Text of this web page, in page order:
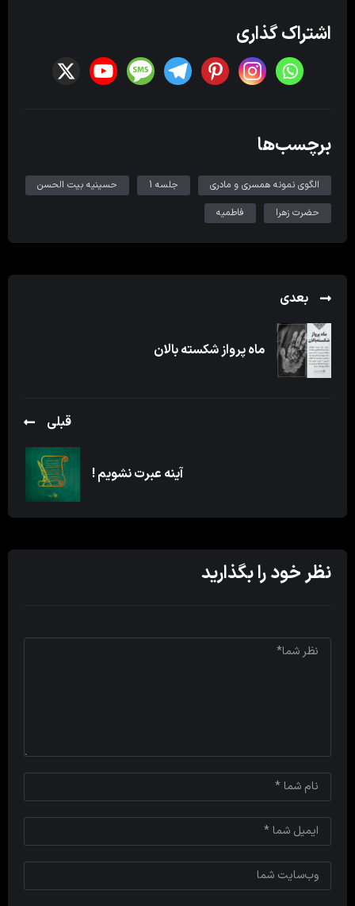
اشتراک گذاری
برچسب‌ها
الگوی نمونه همسری و مادری جلسه 1
حسینیه بیت الحسن
حضرت زهرا
فاطمیه
بعدی
ماه پرواز شکسته بالان
قبلی
آینه عبرت نشویم !
نظر خود را بگذارید